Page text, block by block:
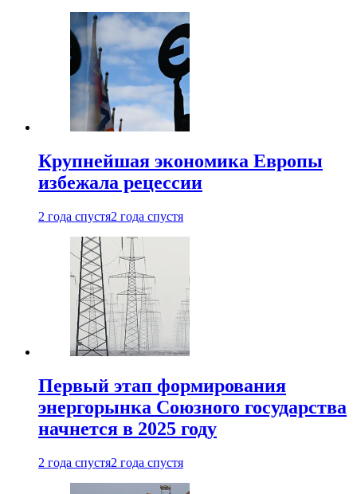
Крупнейшая экономика Европы
избежала рецессии
2 года спустя2 года спустя
Первый этап формирования
энергорынка Союзного государства
начнется в 2025 году
2 года спустя2 года спустя